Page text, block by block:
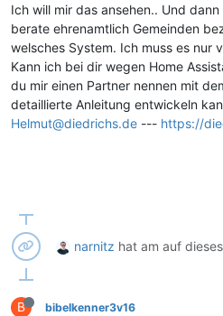
Ich will mir das ansehen.. Und
berate ehrenamtlich Gemeinden
welsches System. Ich muss es nur
Kann ich bei dir wegen Home
du mir einen Partner nennen mit
detaillierte Anleitung entwickeln
Helmut@diedrichs.de --- https://
narnitz hat am auf
B bibelkenner3v16